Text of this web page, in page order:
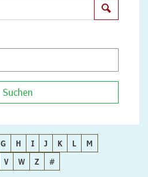
Suchen
G H I J K L
M
V W Z #